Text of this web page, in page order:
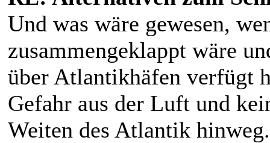
Und was wäre gewesen,
zusammengeklappt wäre
über Atlantikhäfen verfügt
Gefahr aus der Luft und
Weiten des Atlantik